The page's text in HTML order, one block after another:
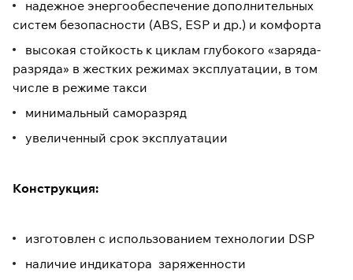
надежное энергообеспечение дополнительных
систем безопасности (ABS, ESP и др.) и комфорта
высокая стойкость к циклам глубокого «заряда-
разряда» в жестких режимах эксплуатации, в том
числе в режиме такси
минимальный саморазряд
увеличенный срок эксплуатации
Конструкция:
изготовлен с использованием технологии DSP
наличие индикатора заряженности